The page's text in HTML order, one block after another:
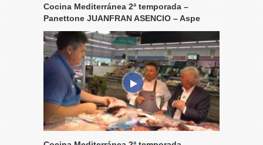
Cocina Mediterránea 2ª temporada –
Panettone JUANFRAN ASENCIO – Aspe